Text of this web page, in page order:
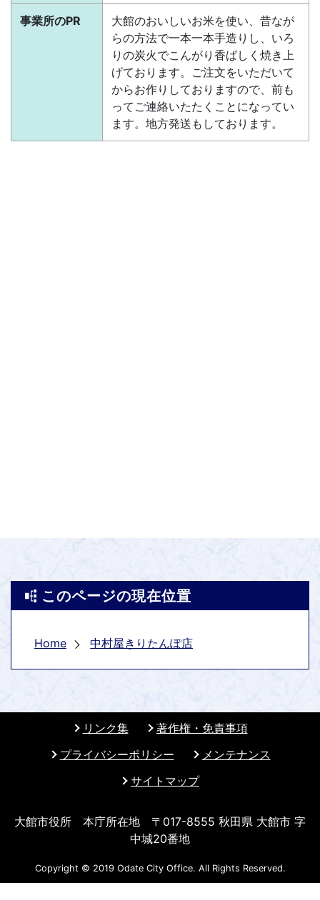
事業所のPR
大館のおいしいお米を使い、昔なが
らの方法で一本一本手造りし、いろ
りの炭火でこんがり香ばしく焼き上
げております。ご注文をいただいて
からお作りしておりますので、前も
ってご連絡いたたくことになってい
ます。地方発送もしております。
このページの現在位置
Home 中村屋きりたんぽ店
リンク集
著作権・免責事項
プライバシーポリシー
メンテナンス
サイトマップ
大館市役所 本庁所在地 〒017-8555 秋田県 大館市 字
中城20番地
Copyright © 2019 Odate City Office. All Rights Reserved.